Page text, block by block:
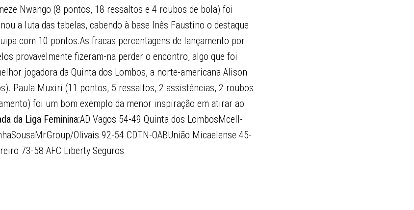
Nwango (8 pontos, 18 ressaltos e 4 roubos de bola) foi
a luta das tabelas, cabendo à base Inês Faustino o destaque
com 10 pontos.As fracas percentagens de lançamento por
provavelmente fizeram-na perder o encontro, algo que foi
jogadora da Quinta dos Lombos, a norte-americana Alison
Paula Muxiri (11 pontos, 5 ressaltos, 2 assistências, 2 roubos
foi um bom exemplo da menor inspiração em atirar ao
da Liga Feminina:AD Vagos 54-49 Quinta dos LombosMcell-
Olivais 92-54 CDTN-OABUnião Micaelense 45-
73-58 AFC Liberty Seguros